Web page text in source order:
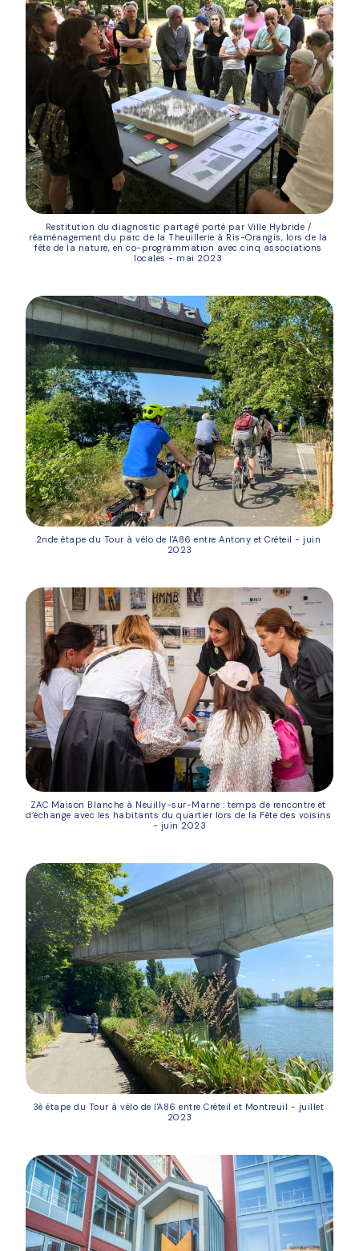
Restitution du diagnostic partagé porté par Ville Hybride /
réaménagement du parc de la Theuillerie à Ris-Orangis, lors de la
fête de la nature, en co-programmation avec cinq associations
locales - mai 2023
2nde étape du Tour à vélo de l'A86 entre Antony et Créteil - juin
2023
ZAC Maison Blanche à Neuilly-sur-Marne : temps de rencontre et
d’échange avec les habitants du quartier lors de la Fête des voisins
- juin 2023
3è étape du Tour à vélo de l'A86 entre Créteil et Montreuil - juillet
2023